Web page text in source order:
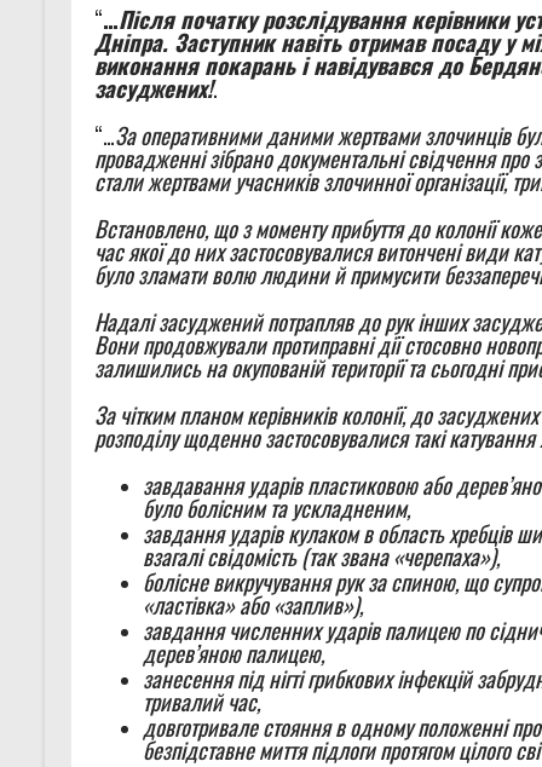
“…Після початку розслідування керівники
Дніпра. Заступник навіть отримав посаду у
виконання покарань і навідувався до
засуджених!.
“…За оперативними даними жертвами злочинців
провадженні зібрано документальні свідчення
стали жертвами учасників злочинної організації,
Встановлено, що з моменту прибуття до колонії
час якої до них застосовувалися витончені види
було зламати волю людини й примусити
Надалі засуджений потрапляв до рук інших
Вони продовжували протиправні дії стосовно
залишились на окупованій території та сьогодні
За чітким планом керівників колонії, до
розподілу щоденно застосовувалися такі катування
завдавання ударів пластиковою або
було болісним та ускладненим,
завдання ударів кулаком в область хребців
взагалі свідомість (так звана «черепаха»),
болісне викручування рук за спиною, що
«ластівка» або «заплив»),
завдання численних ударів палицею по
дерев’яною палицею,
занесення під нігті грибкових інфекцій
тривалий час,
довготривале стояння в одному положенні
безпідставне миття підлоги протягом цілого